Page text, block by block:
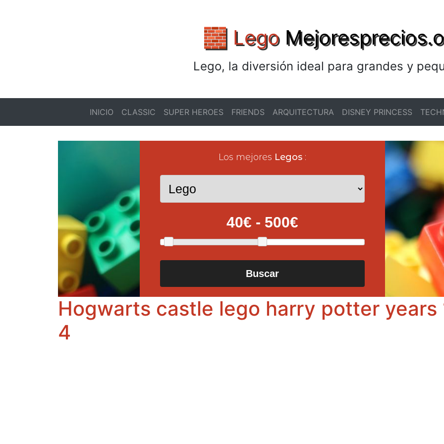
🧱 Lego
Lego, la diversión ideal para grandes y
INICIO CLASSIC SUPER HEROES FRIENDS ARQUITECTURA DISNEY PRINCESS
Los mejores Legos :
Buscar
Hogwarts castle lego harry potter years
4